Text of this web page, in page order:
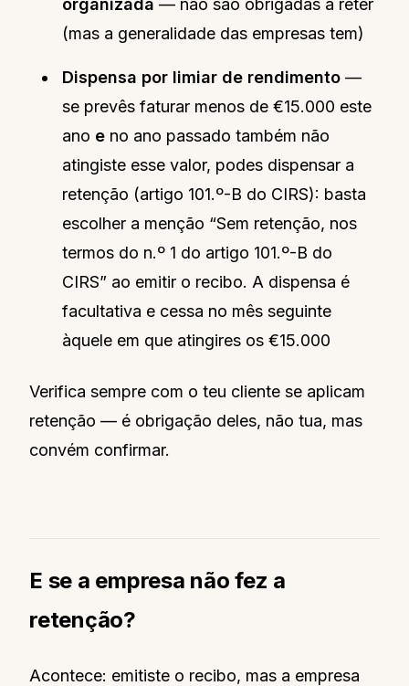
(mas a generalidade das empresas tem)
Dispensa por limiar de rendimento —
se prevês faturar menos de €15.000 este
ano e no ano passado também não
atingiste esse valor, podes dispensar a
retenção (artigo 101.º-B do CIRS): basta
escolher a menção “Sem retenção, nos
termos do n.º 1 do artigo 101.º-B do
CIRS” ao emitir o recibo. A dispensa é
facultativa e cessa no mês seguinte
àquele em que atingires os €15.000
Verifica sempre com o teu cliente se aplicam
retenção — é obrigação deles, não tua, mas
convém confirmar.
E se a empresa não fez a
retenção?
Acontece: emitiste o recibo, mas a empresa